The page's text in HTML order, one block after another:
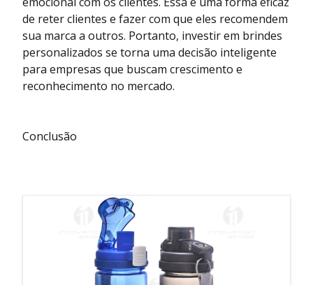
de reter clientes e fazer com que eles recomendem
sua marca a outros. Portanto, investir em brindes
personalizados se torna uma decisão inteligente
para empresas que buscam crescimento e
reconhecimento no mercado.
Conclusão